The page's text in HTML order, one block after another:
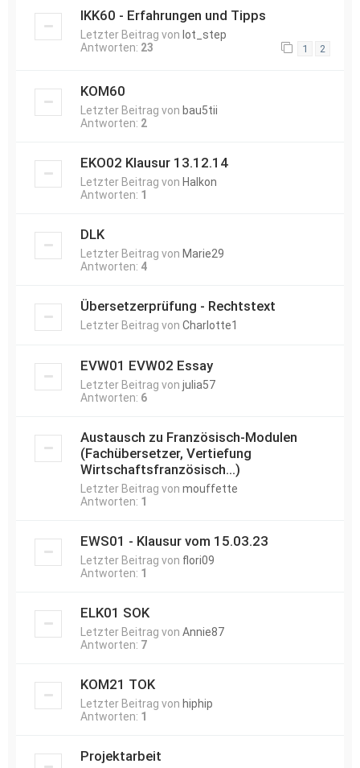
IKK60 - Erfahrungen und Tipps
Letzter Beitrag von lot_step
Antworten: 23 1 2
KOM60
Letzter Beitrag von bau5tii
Antworten: 2
EKO02 Klausur 13.12.14
Letzter Beitrag von Halkon
Antworten: 1
DLK
Letzter Beitrag von Marie29
Antworten: 4
Übersetzerprüfung - Rechtstext
Letzter Beitrag von Charlotte1
EVW01 EVW02 Essay
Letzter Beitrag von julia57
Antworten: 6
Austausch zu Französisch-Modulen
(Fachübersetzer, Vertiefung
Wirtschaftsfranzösisch...)
Letzter Beitrag von mouffette
Antworten: 1
EWS01 - Klausur vom 15.03.23
Letzter Beitrag von flori09
Antworten: 1
ELK01 SOK
Letzter Beitrag von Annie87
Antworten: 7
KOM21 TOK
Letzter Beitrag von hiphip
Antworten: 1
Projektarbeit